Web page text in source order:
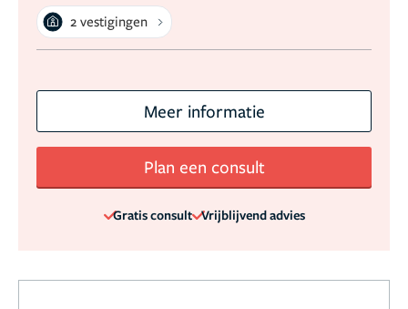
2 vestigingen
Meer informatie
Plan een consult
Gratis consult Vrijblijvend advies